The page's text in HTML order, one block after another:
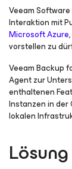
Veeam
Interaktion mit
Microsoft Azure
vorstellen zu
Veeam Backup
Agent zur
enthaltenen
Instanzen in der
lokalen
Lösung